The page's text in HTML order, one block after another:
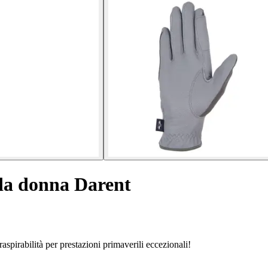
donna Darent
per prestazioni primaverili eccezionali!